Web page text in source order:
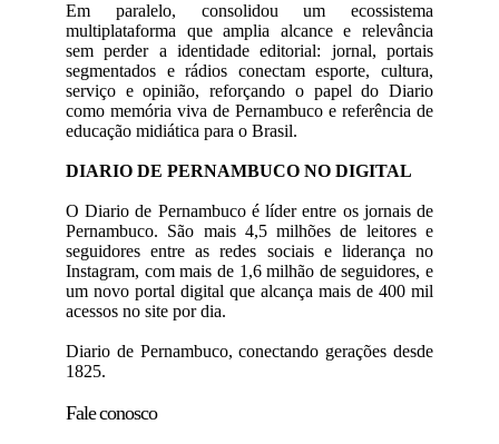
Em paralelo, consolidou um ecossistema
multiplataforma que amplia alcance e relevância
sem perder a identidade editorial: jornal, portais
segmentados e rádios conectam esporte, cultura,
serviço e opinião, reforçando o papel do Diario
como memória viva de Pernambuco e referência de
educação midiática para o Brasil.
DIARIO DE PERNAMBUCO NO DIGITAL
O Diario de Pernambuco é líder entre os jornais de
Pernambuco. São mais 4,5 milhões de leitores e
seguidores entre as redes sociais e liderança no
Instagram, com mais de 1,6 milhão de seguidores, e
um novo portal digital que alcança mais de 400 mil
acessos no site por dia.
Diario de Pernambuco, conectando gerações desde
1825.
Fale conosco